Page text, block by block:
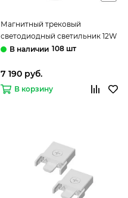
Магнитный трековый
светодиодный светильник 12W
3000K A1167PL-1WH белый Rapid
108 шт
7 190 руб.
В корзину